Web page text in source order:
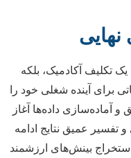
نهایی
یک تکلیف آکادمیک، بلکه
آینده شغلی خود را
و آماده‌سازی داده‌ها آغاز
عمیق نتایج ادامه
بینش‌های ارزشمند